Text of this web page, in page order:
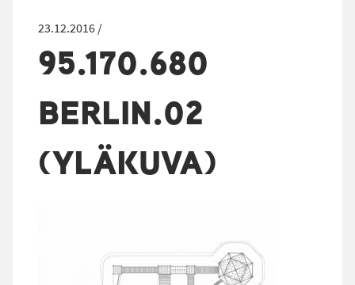
23.12.2016 /
95.170.680
BERLIN.02
(YLÄKUVA)